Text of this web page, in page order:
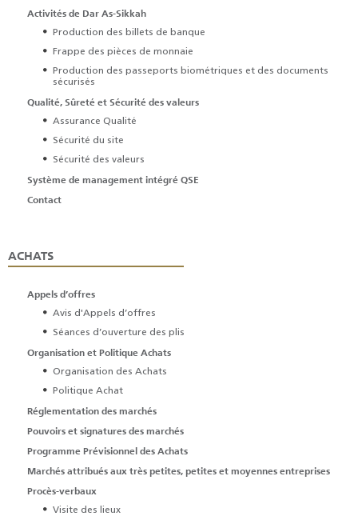
Activités de Dar As-Sikkah
Production des billets de banque
Frappe des pièces de monnaie
Production des passeports biométriques et des documents
sécurisés
Qualité, Sûreté et Sécurité des valeurs
Assurance Qualité
Sécurité du site
Sécurité des valeurs
Système de management intégré QSE
Contact
ACHATS
Appels d’offres
Avis d'Appels d’offres
Séances d’ouverture des plis
Organisation et Politique Achats
Organisation des Achats
Politique Achat
Réglementation des marchés
Pouvoirs et signatures des marchés
Programme Prévisionnel des Achats
Marchés attribués aux très petites, petites et moyennes entreprises
Procès-verbaux
Visite des lieux